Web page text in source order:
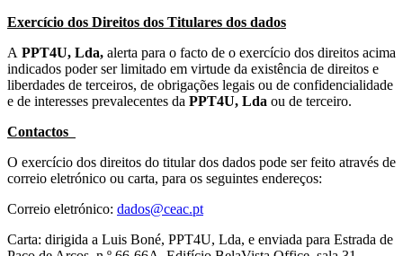
Exercício dos Direitos dos Titulares dos dados
A PPT4U, Lda, alerta para o facto de o exercício dos direitos acima
indicados poder ser limitado em virtude da existência de direitos e
liberdades de terceiros, de obrigações legais ou de confidencialidade
e de interesses prevalecentes da PPT4U, Lda ou de terceiro.
Contactos
O exercício dos direitos do titular dos dados pode ser feito através de
correio eletrónico ou carta, para os seguintes endereços:
Correio eletrónico: dados@ceac.pt
Carta: dirigida a Luis Boné, PPT4U, Lda, e enviada para Estrada de